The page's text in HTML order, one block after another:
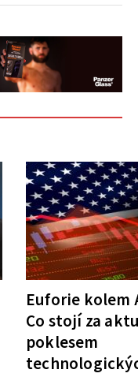
Euforie kolem
Co stojí za
poklesem